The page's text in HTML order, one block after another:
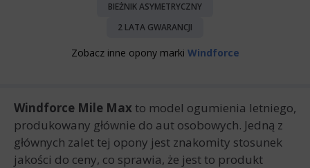
BIEŻNIK ASYMETRYCZNY
2 LATA GWARANCJI
Zobacz inne opony marki Windforce
Windforce Mile Max to model ogumienia letniego,
produkowany głównie do aut osobowych. Jedną z
głównych zalet tej opony jest znakomity stosunek
jakości do ceny, co sprawia, że jest to produkt